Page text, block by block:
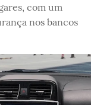
com um
nos bancos